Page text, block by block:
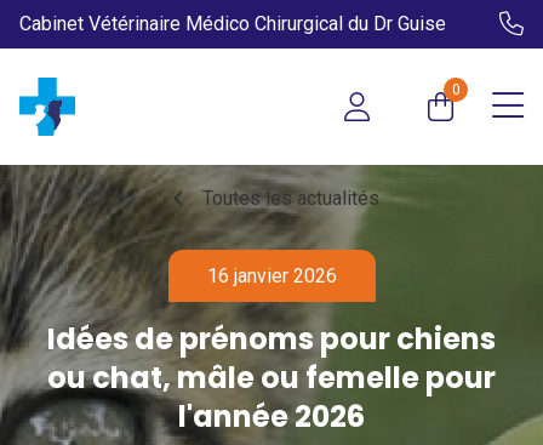
Cabinet Vétérinaire Médico Chirurgical du Dr Guise
0
chevron_left Toutes les actualités
16 janvier 2026
Idées de prénoms pour chiens
ou chat, mâle ou femelle pour
l'année 2026